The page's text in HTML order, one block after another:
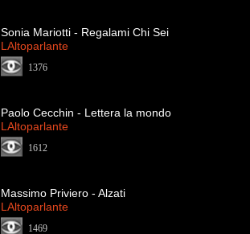
Sonia Mariotti - Regalami Chi Sei
LAltoparlante
1376
Paolo Cecchin - Lettera la mondo
LAltoparlante
1612
Massimo Priviero - Alzati
LAltoparlante
1469